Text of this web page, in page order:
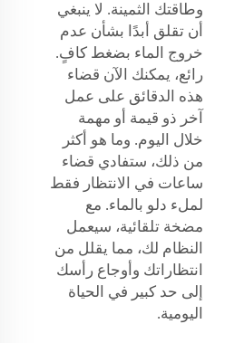
وطاقتك الثمينة. لا ينبغي
أن تقلق أبدًا بشأن عدم
خروج الماء بضغط كافٍ.
رائع، يمكنك الآن قضاء
هذه الدقائق على عمل
آخر ذو قيمة أو مهمة
خلال اليوم. وما هو أكثر
من ذلك، ستفادي قضاء
ساعات في الانتظار فقط
لملء دلو بالماء. مع
مضخة تلقائية، سيعمل
النظام لك، مما يقلل من
انتظاراتك وأوجاع رأسك
إلى حد كبير في الحياة
اليومية.